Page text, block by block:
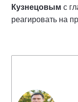
Кузнецовым с
реагировать на